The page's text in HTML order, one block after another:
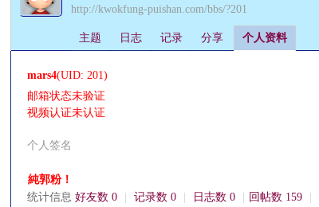
›
http://kwokfung-puishan.com/bbs/?201
主题 日志 记录 分享 个人资料
mars4(UID: 201)
邮箱状态未验证
视频认证未认证
个人签名
純郭粉！
统计信息 好友数 0 记录数 0 日志数 0 回帖数 159